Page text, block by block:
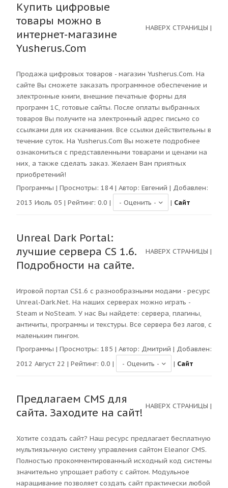
Купить цифровые
товары можно в
интернет-магазине
Yusherus.Com
НАВЕРХ СТРАНИЦЫ |
Продажа цифровых товаров - магазин Yusherus.Com. На
сайте Вы сможете заказать программное обеспечение и
электронные книги, внешние печатные формы для
программ 1С, готовые сайты. После оплаты выбранных
товаров Вы получите на электронный адрес письмо со
ссылками для их скачивания. Все ссылки действительны в
течение суток. На Yusherus.Com Вы можете подробнее
ознакомиться с представленными товарами и ценами на
них, а также сделать заказ. Желаем Вам приятных
приобретений!
Программы | Просмотры: 184 | Автор: Евгений | Добавлен:
2013 Июль 05 | Рейтинг: 0.0 | | Сайт
Unreal Dark Portal:
лучшие сервера CS 1.6.
Подробности на сайте.
НАВЕРХ СТРАНИЦЫ |
Игровой портал CS1.6 с разнообразными модами - ресурс
Unreal-Dark.Net. На наших серверах можно играть -
Steam и NoSteam. У нас Вы найдете: сервера, плагины,
античиты, программы и текстуры. Все сервера без лагов, с
маленьким пингом.
Программы | Просмотры: 185 | Автор: Дмитрий | Добавлен:
2012 Август 22 | Рейтинг: 0.0 | | Сайт
Предлагаем CMS для
сайта. Заходите на сайт!
НАВЕРХ СТРАНИЦЫ |
Хотите создать сайт? Наш ресурс предлагает бесплатную
мультиязычную систему управления сайтом Eleanor CMS.
Полностью прокомментированный исходный код системы
значительно упрощает работу с сайтом. Модульное
наращивание позволяет создать сайт практически любой